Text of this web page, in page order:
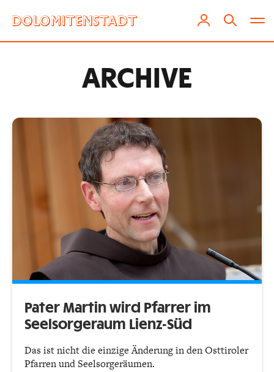
ARCHIVE
Pater Martin wird Pfarrer im
Seelsorgeraum Lienz-Süd
Das ist nicht die einzige Änderung in den Osttiroler
Pfarren und Seelsorgeräumen.